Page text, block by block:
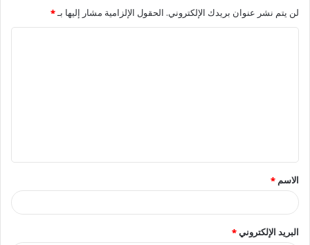
لن يتم نشر عنوان بريدك الإلكتروني. الحقول الإلزامية مشار إليها بـ*
ق
*
الاسم *
البريد الإلكتروني*